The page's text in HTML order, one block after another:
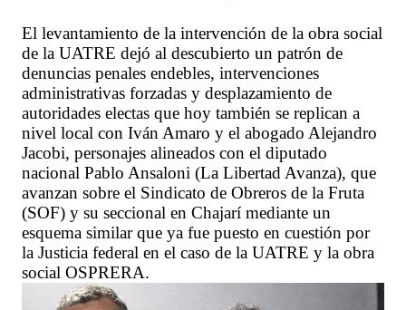
El levantamiento de la intervención de la obra social
de la UATRE dejó al descubierto un patrón de
denuncias penales endebles, intervenciones
administrativas forzadas y desplazamiento de
autoridades electas que hoy también se replican a
nivel local con Iván Amaro y el abogado Alejandro
Jacobi, personajes alineados con el diputado
nacional Pablo Ansaloni (La Libertad Avanza), que
avanzan sobre el Sindicato de Obreros de la Fruta
(SOF) y su seccional en Chajarí mediante un
esquema similar que ya fue puesto en cuestión por
la Justicia federal en el caso de la UATRE y la obra
social OSPRERA.